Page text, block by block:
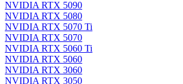
NVIDIA RTX 5090
NVIDIA RTX 5080
NVIDIA RTX 5070 Ti
NVIDIA RTX 5070
NVIDIA RTX 5060 Ti
NVIDIA RTX 5060
NVIDIA RTX 3060
NVIDIA RTX 3050